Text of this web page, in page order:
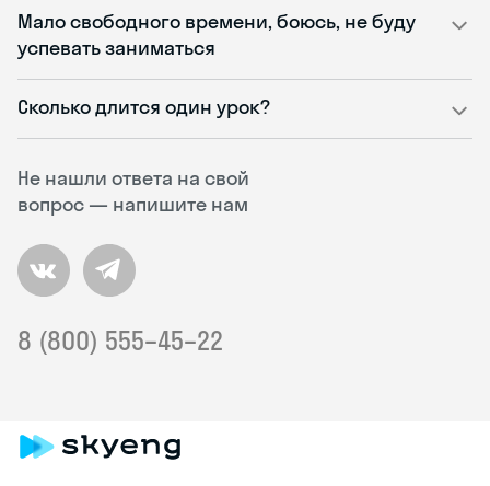
Не нашли ответа на свой
вопрос — напишите нам
8 (800) 555–45–22
Мало свободного времени, боюсь, не буду
успевать заниматься
Сколько длится один урок?